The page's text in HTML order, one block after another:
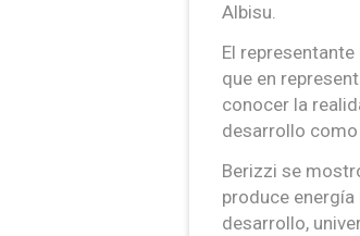
Albisu.
El
que en
conocer la
desarrollo
Berizzi se
produce
desarrollo,